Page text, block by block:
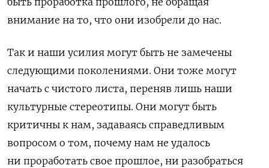
внимание на то, что они изобрели до нас.
Так и наши усилия могут быть не замечены
следующими поколениями. Они тоже могут
начать с чистого листа, переняв лишь наши
культурные стереотипы. Они могут быть
критичны к нам, задаваясь справедливым
вопросом о том, почему нам не удалось
ни проработать свое прошлое, ни разобраться